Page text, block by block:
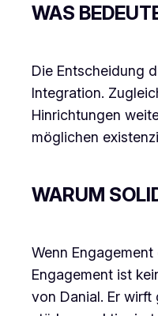
WAS
Die Entscheidung
Integration.
Hinrichtungen
möglichen
WARUM
Wenn
Engagement ist
von Danial. Er